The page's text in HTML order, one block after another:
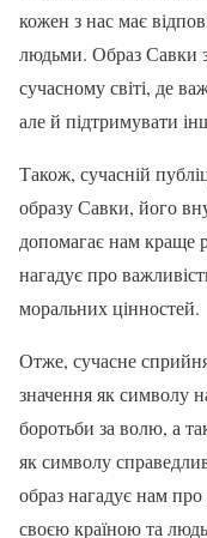
кожен з нас має
людьми. Образ Савки
сучасному світі, де
але й підтримувати
Також, сучасній
образу Савки, його
допомагає нам краще
нагадує про
моральних цінностей.
Отже, сучасне
значення як символу
боротьби за волю, а
як символу
образ нагадує нам
своєю країною та